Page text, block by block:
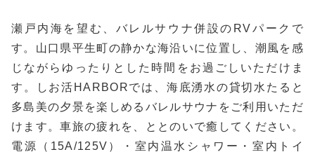
瀬戸内海を望む、バレルサウナ併設のRVパークで
す。山口県平生町の静かな海沿いに位置し、潮風を感
じながらゆったりとした時間をお過ごしいただけま
す。しお活HARBORでは、海底湧水の貸切水たると
多島美の夕景を楽しめるバレルサウナをご利用いただ
けます。車旅の疲れを、ととのいで癒してください。
電源（15A/125V）・室内温水シャワー・室内トイ